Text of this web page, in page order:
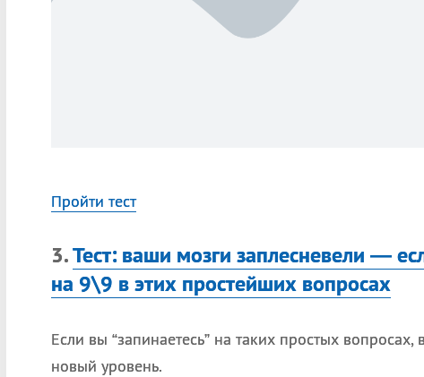
Пройти тест
3.Тест: ваши мозги заплесневели —
на 9\9 в этих простейших вопросах
Если вы “запинаетесь” на таких простых
новый уровень.